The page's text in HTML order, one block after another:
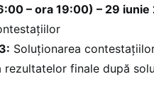
– ora 19:00) – 29
Soluționarea
rezultatelor finale după